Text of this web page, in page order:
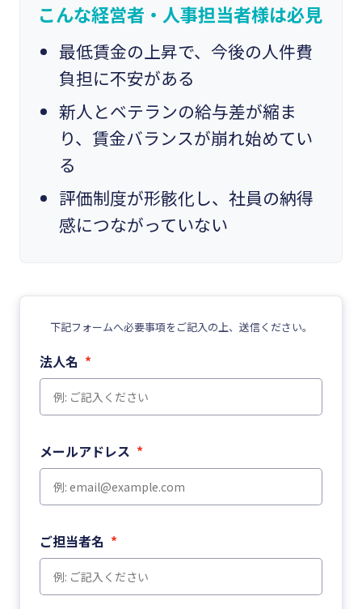
こんな経営者・人事担当者様は必見
最低賃金の上昇で、今後の人件費
負担に不安がある
新人とベテランの給与差が縮ま
り、賃金バランスが崩れ始めてい
る
評価制度が形骸化し、社員の納得
感につながっていない
下記フォームへ必要事項をご記入の上、送信ください。
法人名 *
メールアドレス *
ご担当者名 *